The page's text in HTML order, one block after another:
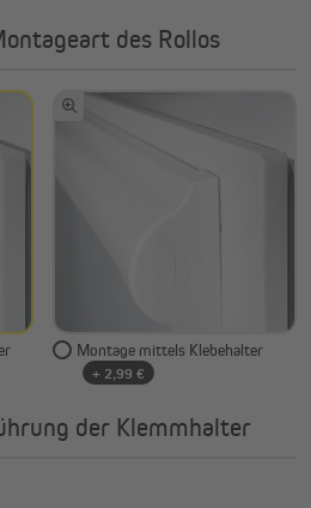
des Rollos
Montage mittels Klebehalter
+ 2,99 €
der Klemmhalter